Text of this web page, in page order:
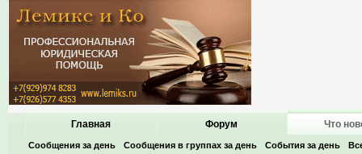
Главная Форум Что
Сообщения за день Сообщения в группах за день События за день